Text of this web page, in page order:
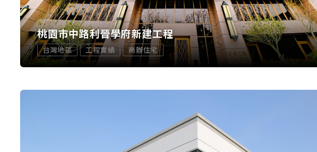
桃園市中路利晉學府新建工程
台灣地區 工程實績 商辦住宅